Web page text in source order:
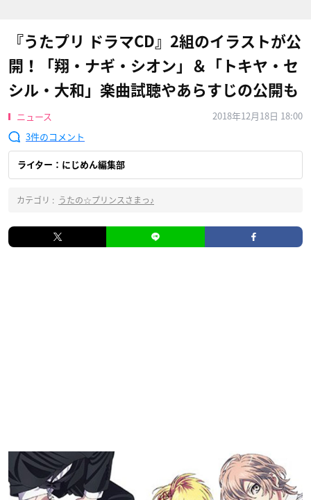
『うたプリ ドラマCD』2組のイラストが公
開！「翔・ナギ・シオン」＆「トキヤ・セ
シル・大和」楽曲試聴やあらすじの公開も
ニュース
2018年12月18日 18:00
3
ライター：にじめん編集部
カテゴリ : うたの☆プリンスさまっ♪